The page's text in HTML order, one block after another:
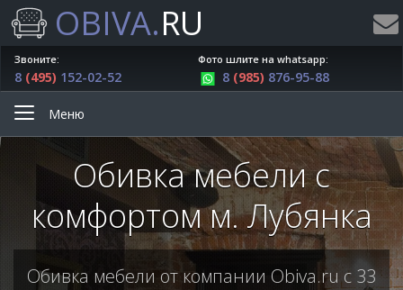
OBIVA.RU
Звоните:
8 (495) 152-02-52
Фото шлите на whatsapp:
8 (985) 876-95-88
Меню
Обивка мебели с
комфортом м. Лубянка
Обивка мебели от компании Obiva.ru с 33